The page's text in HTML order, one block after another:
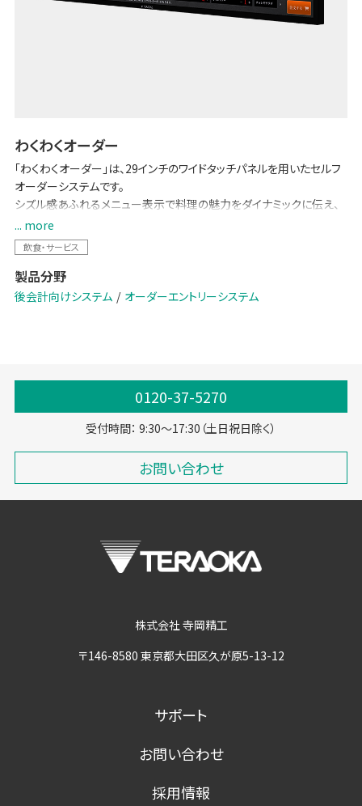
わくわくオーダー
「わくわくオーダー」は、29インチのワイドタッチパネルを用いたセルフ
オーダーシステムです。
シズル感あふれるメニュー表示で料理の魅力をダイナミックに伝え、
直感的な操作で楽しく選べる新しい食事体験を提供。ペーパーレス化
によるコスト削減やオペレーション効率向上にも貢献し、飲食店とお
客様の双方に新たな価値をもたらします。
セルフオーダーを、探して注文する“作業”から、見て・感じて・楽しく選
... more
飲食・サービス
製品分野
後会計向けシステム オーダーエントリーシステム
0120-37-5270
受付時間： 9:30～17:30（土日祝日除く）
お問い合わせ
株式会社 寺岡精工
〒146-8580 東京都大田区久が原5-13-12
サポート
お問い合わせ
採用情報